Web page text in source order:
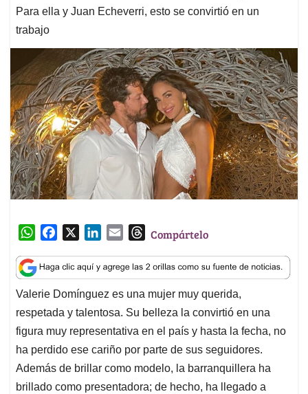
Para ella y Juan Echeverri, esto se convirtió en un
trabajo
W
a
t
s
A
p
p
c
e
b
o
o
k
n
k
e
d
I
n
a
i
l
T
r
e
a
d
s
Compártelo
Valerie Domínguez es una mujer muy querida,
respetada y talentosa. Su belleza la convirtió en una
figura muy representativa en el país y hasta la fecha, no
ha perdido ese cariño por parte de sus seguidores.
Además de brillar como modelo, la barranquillera ha
brillado como presentadora; de hecho, ha llegado a